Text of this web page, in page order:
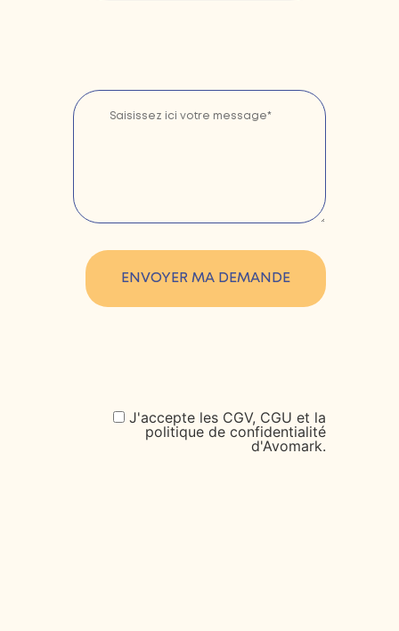
J'accepte les CGV, CGU et la
politique de confidentialité
d'Avomark.